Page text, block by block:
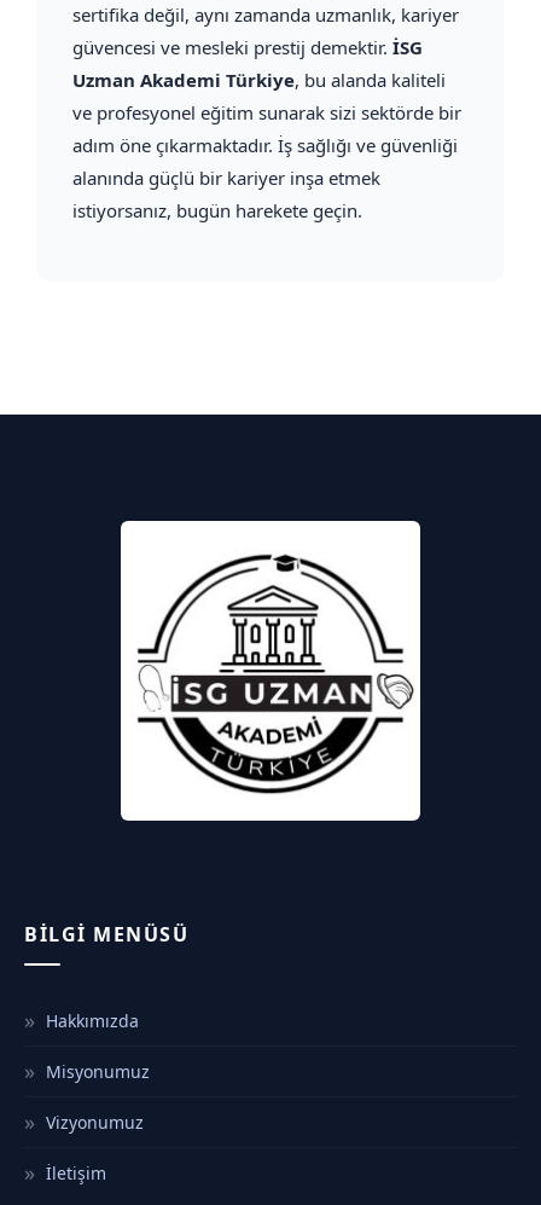
sertifika değil, aynı zamanda uzmanlık, kariyer
güvencesi ve mesleki prestij demektir. İSG
Uzman Akademi Türkiye, bu alanda kaliteli
ve profesyonel eğitim sunarak sizi sektörde bir
adım öne çıkarmaktadır. İş sağlığı ve güvenliği
alanında güçlü bir kariyer inşa etmek
istiyorsanız, bugün harekete geçin.
BILGI MENÜSÜ
Hakkımızda
Misyonumuz
Vizyonumuz
İletişim